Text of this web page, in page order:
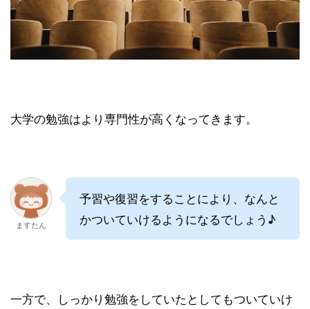
大学の勉強はより専門性が高くなってきます。
ますたん
予習や復習をすることにより、なんと
かついていけるようになるでしょう♪
一方で、しっかり勉強をしていたとしてもついていけ